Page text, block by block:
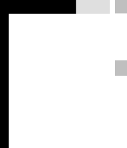
μια σύγχρονη,